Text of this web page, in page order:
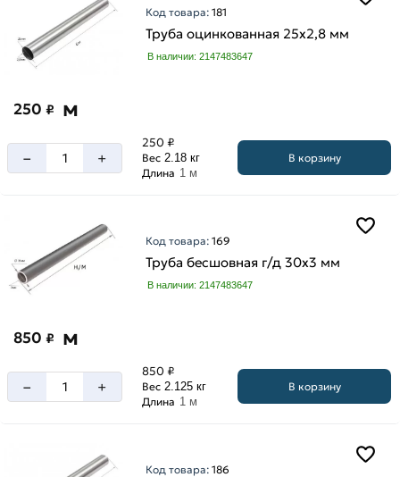
Код товара:181
Труба оцинкованная 25х2,8 мм
В наличии: 2147483647
250 ₽ м
– +
250 ₽
Вес 2.18 кг
Длина 1 м
В корзину
Код товара:169
Труба бесшовная г/д 30х3 мм
В наличии: 2147483647
850 ₽ м
– +
850 ₽
Вес 2.125 кг
Длина 1 м
В корзину
Код товара:186